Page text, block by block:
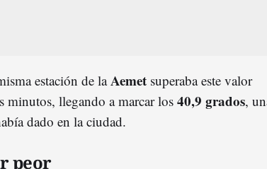
estación de laAemet superaba este valor
minutos, llegando a marcar los 40,9 grados,
dado en la ciudad.
peor